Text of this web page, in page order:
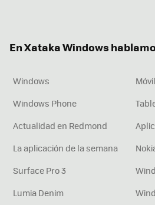
En Xataka Windows
Windows
Windows Phone
Actualidad en Redmond
La aplicación de la semana
Surface Pro 3
Lumia Denim